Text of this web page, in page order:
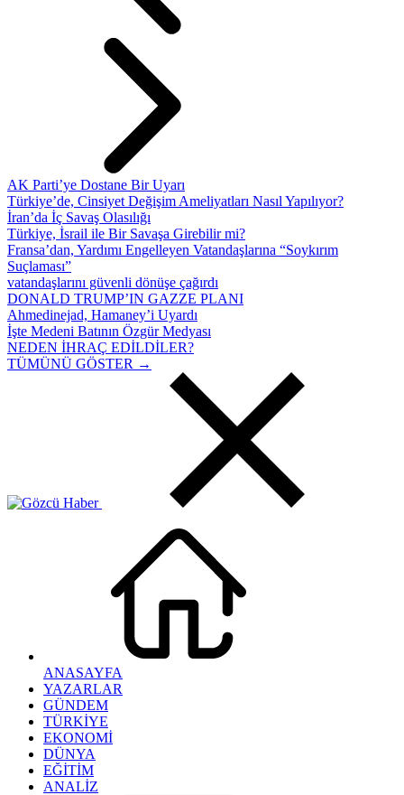
AK Parti’ye Dostane Bir Uyarı
Türkiye’de, Cinsiyet Değişim Ameliyatları Nasıl Yapılıyor?
İran’da İç Savaş Olasılığı
Türkiye, İsrail ile Bir Savaşa Girebilir mi?
Fransa’dan, Yardımı Engelleyen Vatandaşlarına “Soykırım
Suçlaması”
vatandaşlarını güvenli dönüşe çağırdı
DONALD TRUMP’IN GAZZE PLANI
Ahmedinejad, Hamaney’i Uyardı
İşte Medeni Batının Özgür Medyası
NEDEN İHRAÇ EDİLDİLER?
TÜMÜNÜ GÖSTER →
ANASAYFA
YAZARLAR
GÜNDEM
TÜRKİYE
EKONOMİ
DÜNYA
EĞİTİM
ANALİZ